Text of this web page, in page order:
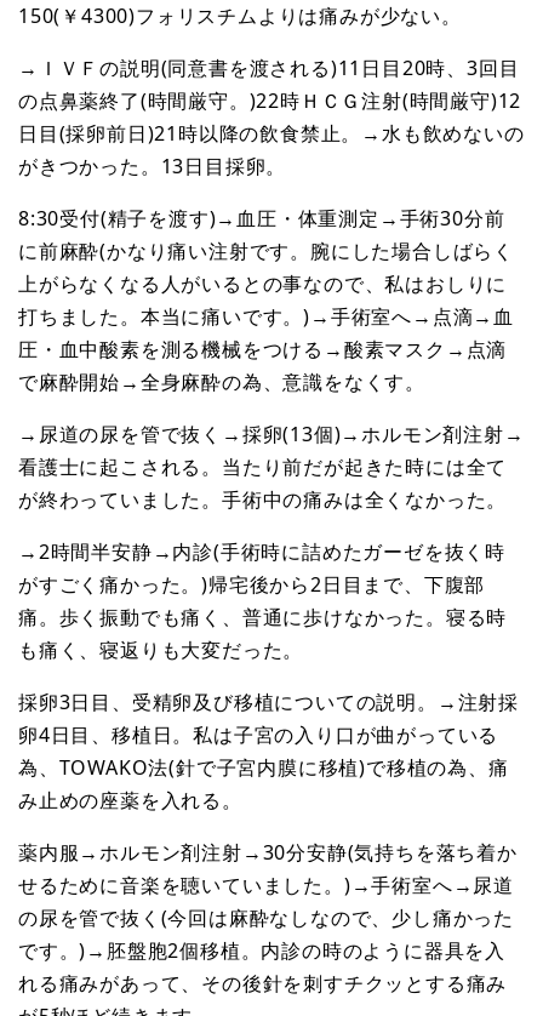
150(￥4300)フォリスチムよりは痛みが少ない。
→ＩＶＦの説明(同意書を渡される)11日目20時、3回目
の点鼻薬終了(時間厳守。)22時ＨＣＧ注射(時間厳守)12
日目(採卵前日)21時以降の飲食禁止。→水も飲めないの
がきつかった。13日目採卵。
8:30受付(精子を渡す)→血圧・体重測定→手術30分前
に前麻酔(かなり痛い注射です。腕にした場合しばらく
上がらなくなる人がいるとの事なので、私はおしりに
打ちました。本当に痛いです。)→手術室へ→点滴→血
圧・血中酸素を測る機械をつける→酸素マスク→点滴
で麻酔開始→全身麻酔の為、意識をなくす。
→尿道の尿を管で抜く→採卵(13個)→ホルモン剤注射→
看護士に起こされる。当たり前だが起きた時には全て
が終わっていました。手術中の痛みは全くなかった。
→2時間半安静→内診(手術時に詰めたガーゼを抜く時
がすごく痛かった。)帰宅後から2日目まで、下腹部
痛。歩く振動でも痛く、普通に歩けなかった。寝る時
も痛く、寝返りも大変だった。
採卵3日目、受精卵及び移植についての説明。→注射採
卵4日目、移植日。私は子宮の入り口が曲がっている
為、TOWAKO法(針で子宮内膜に移植)で移植の為、痛
み止めの座薬を入れる。
薬内服→ホルモン剤注射→30分安静(気持ちを落ち着か
せるために音楽を聴いていました。)→手術室へ→尿道
の尿を管で抜く(今回は麻酔なしなので、少し痛かった
です。)→胚盤胞2個移植。内診の時のように器具を入
れる痛みがあって、その後針を刺すチクッとする痛み